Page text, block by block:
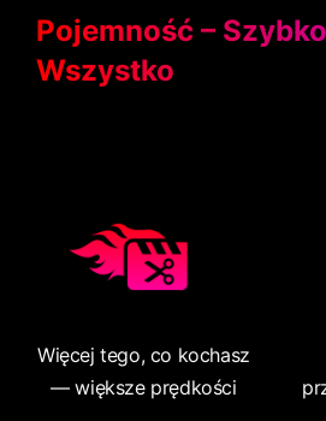
Pojemność –
Wszystko
Więcej tego, co kochasz
— większe prędkości